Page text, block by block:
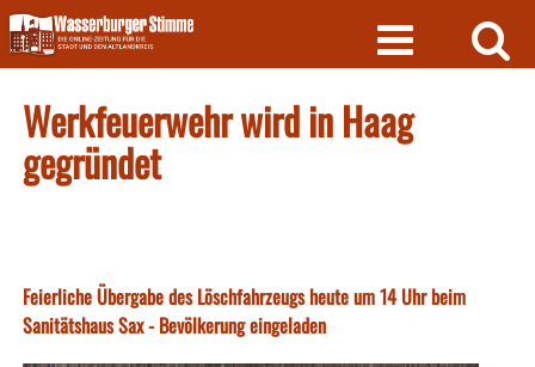
Skip
to
content
Werkfeuerwehr wird in Haag
gegründet
Feierliche Übergabe des Löschfahrzeugs heute um 14 Uhr beim
Sanitätshaus Sax - Bevölkerung eingeladen